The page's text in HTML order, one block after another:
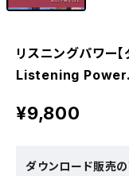
リスニングパワー【
Listening
¥9,800
ダウンロード販売